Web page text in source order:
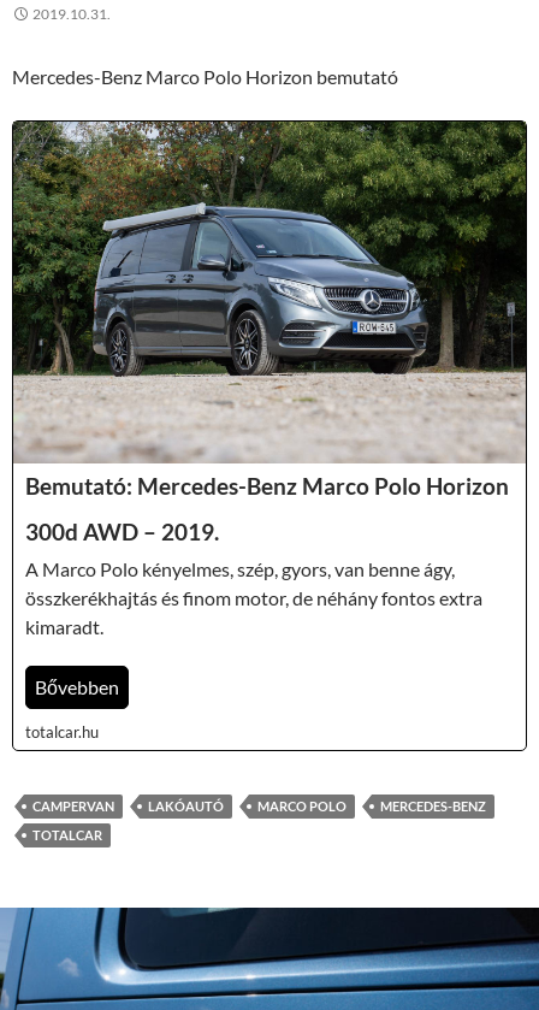
2019.10.31.
Mercedes-Benz Marco Polo Horizon bemutató
Bemutató: Mercedes-Benz Marco Polo Horizon
300d AWD – 2019.
A Marco Polo kényelmes, szép, gyors, van benne ágy,
összkerékhajtás és finom motor, de néhány fontos extra
kimaradt.
Bővebben
totalcar.hu
CAMPERVAN LAKÓAUTÓ MARCO POLO
MERCEDES-BENZ
TOTALCAR